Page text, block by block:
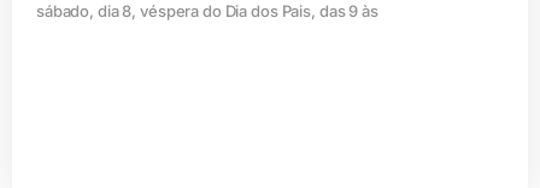
sábado, dia 8, véspera do Dia dos Pais, das 9 às